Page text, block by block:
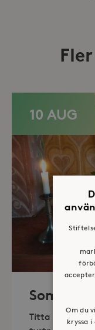
10 AUG
Titta in, tänd
Om du
kryssa